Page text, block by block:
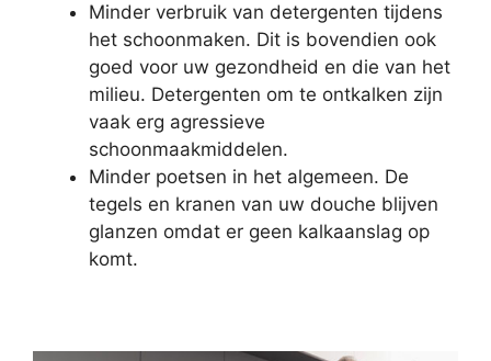
Minder verbruik van detergenten tijdens
het schoonmaken. Dit is bovendien ook
goed voor uw gezondheid en die van het
milieu. Detergenten om te ontkalken zijn
vaak erg agressieve
schoonmaakmiddelen.
Minder poetsen in het algemeen. De
tegels en kranen van uw douche blijven
glanzen omdat er geen kalkaanslag op
komt.